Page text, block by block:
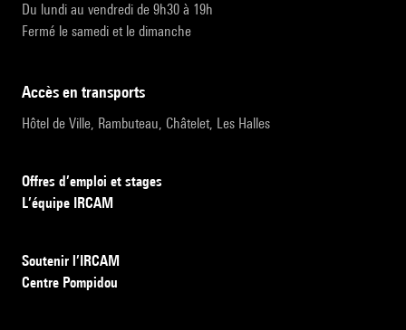
Du lundi au vendredi de 9h30 à 19h
Fermé le samedi et le dimanche
accès en transports
Hôtel de Ville, Rambuteau, Châtelet, Les Halles
Offres d’emploi et stages
L’équipe IRCAM
Soutenir l’IRCAM
Centre Pompidou